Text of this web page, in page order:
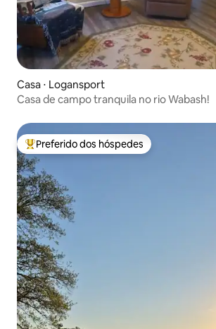
Casa ⋅ Logansport
Casa de campo tranquila no rio Wabash!
Entre os melhores preferidos dos hóspedes
Preferido dos hóspedes